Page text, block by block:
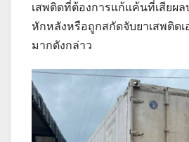
เสพติดที่ต้องการแก้แค้นที่เสียผล
หักหลังหรือถูกสกัดจับยาเสพติดเ
มากดังกล่าว